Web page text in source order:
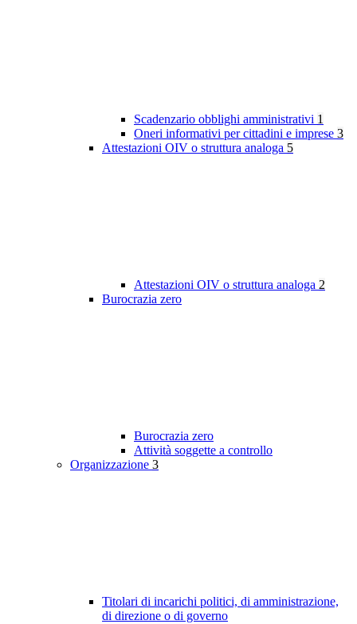
Scadenzario obblighi amministrativi 1
Oneri informativi per cittadini e imprese 3
Attestazioni OIV o struttura analoga 5
Attestazioni OIV o struttura analoga 2
Burocrazia zero
Burocrazia zero
Attività soggette a controllo
Organizzazione 3
Titolari di incarichi politici, di amministrazione,
di direzione o di governo